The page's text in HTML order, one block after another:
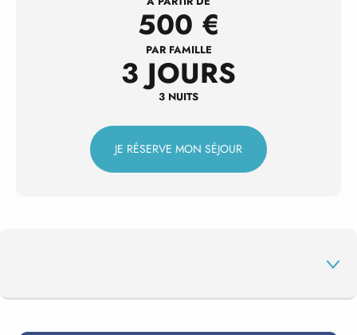
500 €
PAR FAMILLE
3 JOURS
3 NUITS
JE RÉSERVE MON SÉJOUR